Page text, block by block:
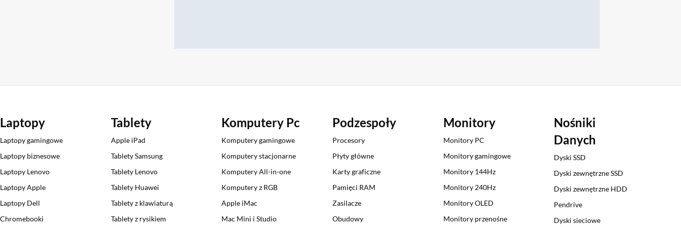
Laptopy
Laptopy gamingowe
Laptopy biznesowe
Laptopy Lenovo
Laptopy Apple
Laptopy Dell
Chromebooki
Tablety
Apple iPad
Tablety Samsung
Tablety Lenovo
Tablety Huawei
Tablety z klawiaturą
Tablety z rysikiem
Komputery Pc
Komputery gamingowe
Komputery stacjonarne
Komputery All-in-one
Komputery z RGB
Apple iMac
Mac Mini i Studio
Podzespoły
Procesory
Płyty główne
Karty graficzne
Pamięci RAM
Zasilacze
Obudowy
Monitory
Monitory PC
Monitory gamingowe
Monitory 144Hz
Monitory 240Hz
Monitory OLED
Monitory przenośne
Nośniki
Danych
Dyski SSD
Dyski zewnętrzne SSD
Dyski zewnętrzne HDD
Pendrive
Dyski sieciowe